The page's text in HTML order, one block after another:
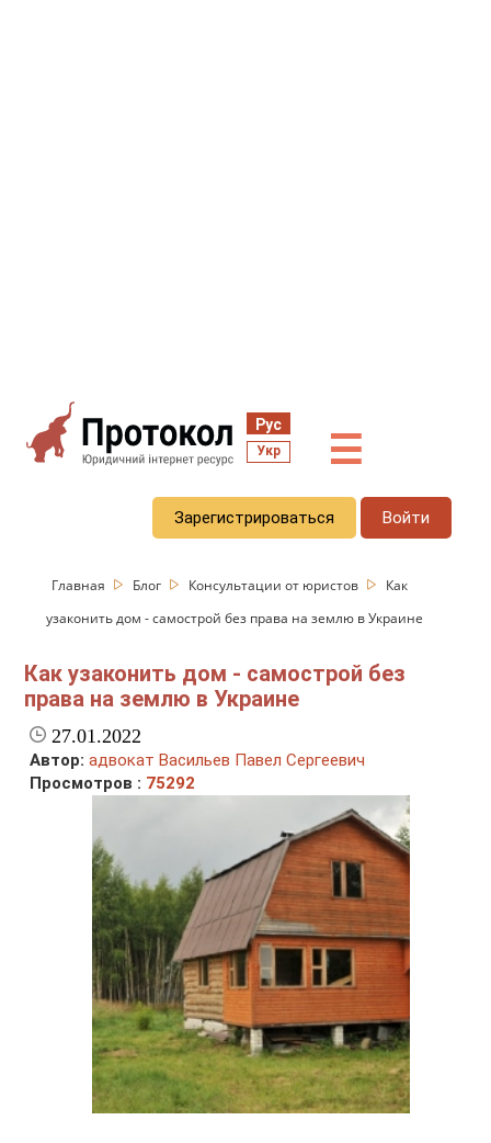
Рус
Укр ☰
Зарегистрироваться Войти
Главная Блог Консультации от юристов
Как
узаконить дом - самострой без права на землю в Украине
Как узаконить дом - самострой без
права на землю в Украине
27.01.2022
Автор: адвокат Васильев Павел Сергеевич
Просмотров : 75292